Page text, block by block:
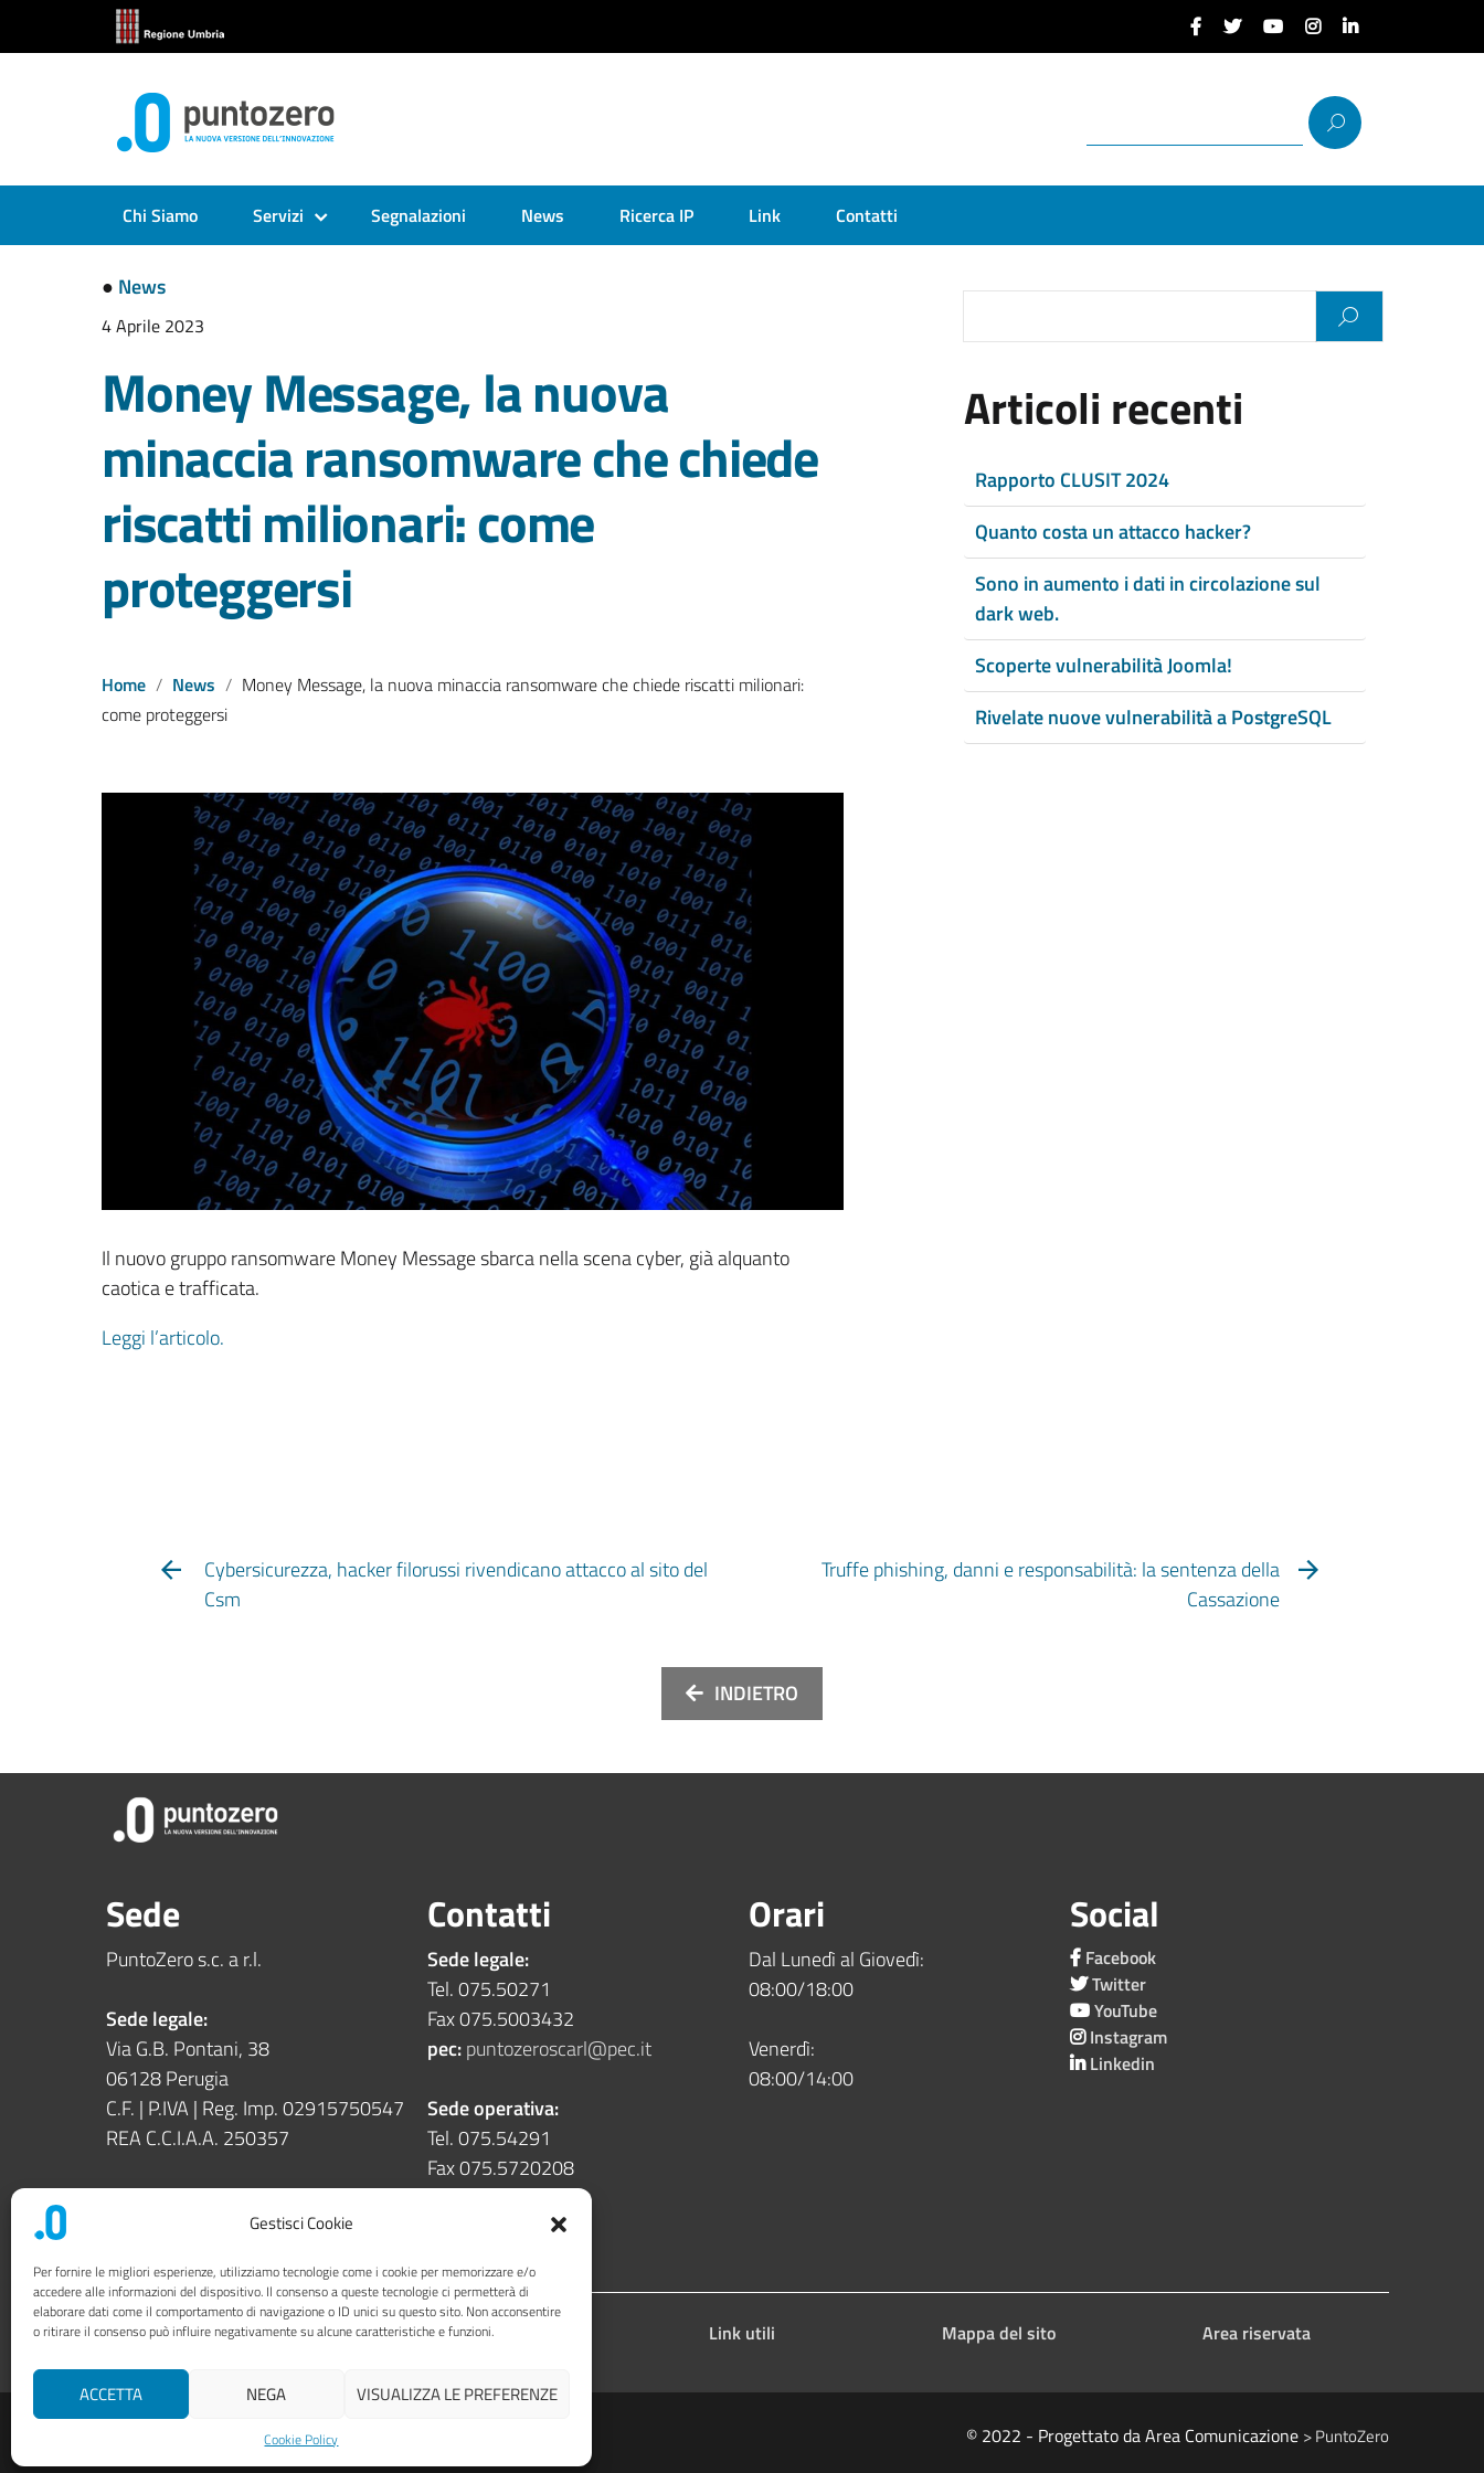
Gestisci Cookie
Per fornire le migliori esperienze, utilizziamo tecnologie come i cookie per memorizzare e/o
accedere alle informazioni del dispositivo. Il consenso a queste tecnologie ci permetterà di
elaborare dati come il comportamento di navigazione o ID unici su questo sito. Non acconsentire
o ritirare il consenso può influire negativamente su alcune caratteristiche e funzioni.
ACCETTA NEGA VISUALIZZA LE PREFERENZE
Cookie Policy
Chi Siamo Servizi Segnalazioni News Ricerca IP Link Contatti
● News
4 Aprile 2023
Money Message, la nuova
minaccia ransomware che chiede
riscatti milionari: come
proteggersi
Home News
Money Message, la nuova minaccia ransomware che chiede riscatti milionari:
come proteggersi
Il nuovo gruppo ransomware Money Message sbarca nella scena cyber, già alquanto
caotica e trafficata.
Leggi l’articolo.
Articoli recenti
Rapporto CLUSIT 2024
Quanto costa un attacco hacker?
Sono in aumento i dati in circolazione sul
dark web.
Scoperte vulnerabilità Joomla!
Rivelate nuove vulnerabilità a PostgreSQL
Cybersicurezza, hacker filorussi rivendicano attacco al sito del
Csm
Truffe phishing, danni e responsabilità: la sentenza della
Cassazione
INDIETRO
Sede
PuntoZero s.c. a r.l.
Sede legale:
Via G.B. Pontani, 38
06128 Perugia
C.F. | P.IVA | Reg. Imp. 02915750547
REA C.C.I.A.A. 250357
Sede operativa:
Via Enrico dal Pozzo snc
Contatti
Sede legale:
Tel. 075.50271
Fax 075.5003432
pec:puntozeroscarl@pec.it
Sede operativa:
Tel. 075.54291
Fax 075.5720208
Orari
Dal Lunedì al Giovedì:
08:00/18:00
Venerdì:
08:00/14:00
Social
Facebook
Twitter
YouTube
Instagram
Linkedin
Società trasparente Privacy Link utili Mappa del sito Area riservata
© 2022 - Progettato da Area Comunicazione > PuntoZero